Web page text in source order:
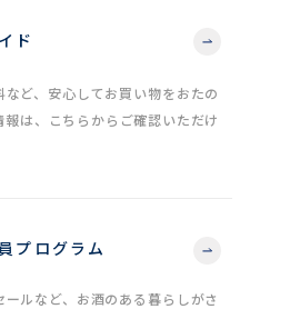
ド
ど、安心してお買い物をおたの
報は、こちらからご確認いただけ
プログラム
ルなど、お酒のある暮らしがさ